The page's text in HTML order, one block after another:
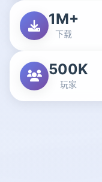
1M+
下载
500K
玩家